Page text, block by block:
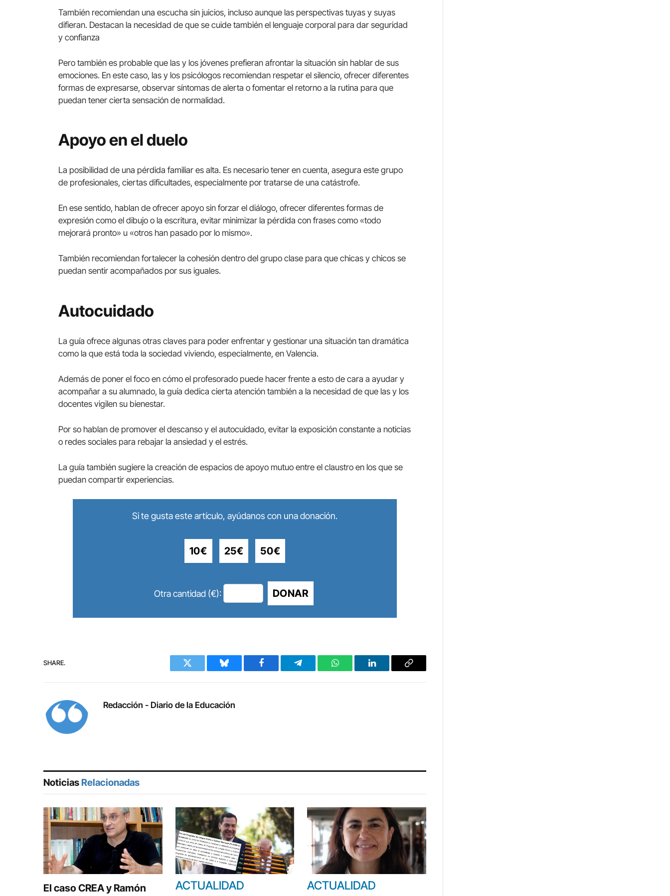
También recomiendan una escucha sin juicios, incluso aunque las perspectivas tuyas y suyas
difieran. Destacan la necesidad de que se cuide también el lenguaje corporal para dar seguridad
y confianza
Pero también es probable que las y los jóvenes prefieran afrontar la situación sin hablar de sus
emociones. En este caso, las y los psicólogos recomiendan respetar el silencio, ofrecer diferentes
formas de expresarse, observar síntomas de alerta o fomentar el retorno a la rutina para que
puedan tener cierta sensación de normalidad.
Apoyo en el duelo
La posibilidad de una pérdida familiar es alta. Es necesario tener en cuenta, asegura este grupo
de profesionales, ciertas dificultades, especialmente por tratarse de una catástrofe.
En ese sentido, hablan de ofrecer apoyo sin forzar el diálogo, ofrecer diferentes formas de
expresión como el dibujo o la escritura, evitar minimizar la pérdida con frases como «todo
mejorará pronto» u «otros han pasado por lo mismo».
También recomiendan fortalecer la cohesión dentro del grupo clase para que chicas y chicos se
puedan sentir acompañados por sus iguales.
Autocuidado
La guía ofrece algunas otras claves para poder enfrentar y gestionar una situación tan dramática
como la que está toda la sociedad viviendo, especialmente, en Valencia.
Además de poner el foco en cómo el profesorado puede hacer frente a esto de cara a ayudar y
acompañar a su alumnado, la guía dedica cierta atención también a la necesidad de que las y los
docentes vigilen su bienestar.
Por so hablan de promover el descanso y el autocuidado, evitar la exposición constante a noticias
o redes sociales para rebajar la ansiedad y el estrés.
La guía también sugiere la creación de espacios de apoyo mutuo entre el claustro en los que se
puedan compartir experiencias.
Si te gusta este artículo, ayúdanos con una donación.
10€ 25€ 50€
Otra cantidad (€): DONAR
SHARE.
Twitter Bluesky Facebook Telegram WhatsAppLinkedIn Copy
Redacción - Diario de la Educación
Noticias Relacionadas
El caso CREA y Ramón
ACTUALIDAD ACTUALIDAD